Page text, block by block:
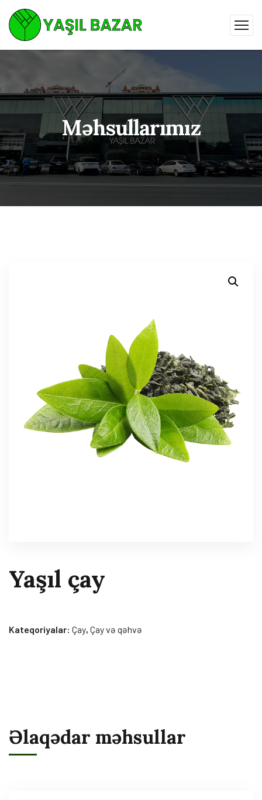
Məhsullarımız
Yaşıl çay
Kateqoriyalar: Çay, Çay və qəhvə
Əlaqədar məhsullar